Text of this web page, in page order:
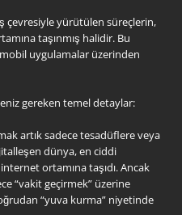
çevresiyle yürütülen süreçlerin,
taşınmış halidir. Bu
uygulamalar üzerinden
gereken temel detaylar:
artık sadece tesadüflere veya
dünya, en ciddi
ortamına taşıdı. Ancak
“vakit geçirmek” üzerine
“yuva kurma” niyetinde